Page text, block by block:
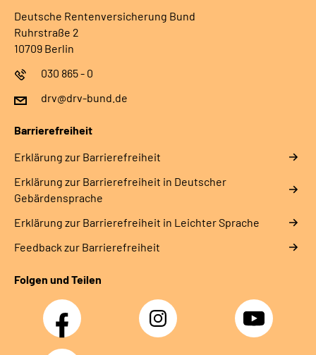
Deutsche Rentenversicherung Bund
Ruhrstraße 2
10709 Berlin
030 865 - 0
drv@drv-bund.de
Barrierefreiheit
Erklärung zur Barrierefreiheit
Erklärung zur Barrierefreiheit in Deutscher
Gebärdensprache
Erklärung zur Barrierefreiheit in Leichter Sprache
Feedback zur Barrierefreiheit
Folgen und Teilen
Facebook Instagram YouTube